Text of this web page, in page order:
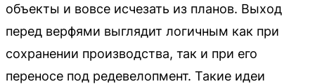
объекты и вовсе исчезать из планов. Выход
перед верфями выглядит логичным как при
сохранении производства, так и при его
переносе под редевелопмент. Такие идеи